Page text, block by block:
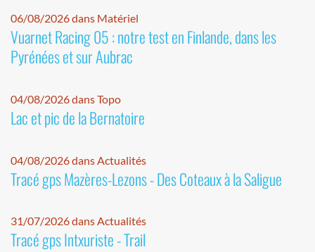
06/08/2026 dans Matériel
Vuarnet Racing 05 : notre test en Finlande, dans les
Pyrénées et sur Aubrac
04/08/2026 dans Topo
Lac et pic de la Bernatoire
04/08/2026 dans Actualités
Tracé gps Mazères-Lezons - Des Coteaux à la Saligue
31/07/2026 dans Actualités
Tracé gps Intxuriste - Trail